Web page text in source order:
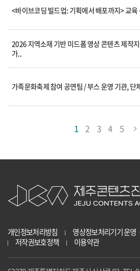
<바이브코딩 빌드업: 기획에서 배포까지> 교육
2026 지역소재 기반 미드폼 영상 콘텐츠 제작
가..
가족문화축제 참여 공연팀 / 부스 운영 기관, 단
1 2 3 4 5
개인정보처리방침
영상정보처리기기 운영
저작권보호정책
이용약관